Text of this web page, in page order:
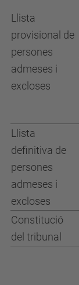
Llista
provisional de
persones
admeses i
excloses
Llista
definitiva de
persones
admeses i
excloses
Constitució
del tribunal